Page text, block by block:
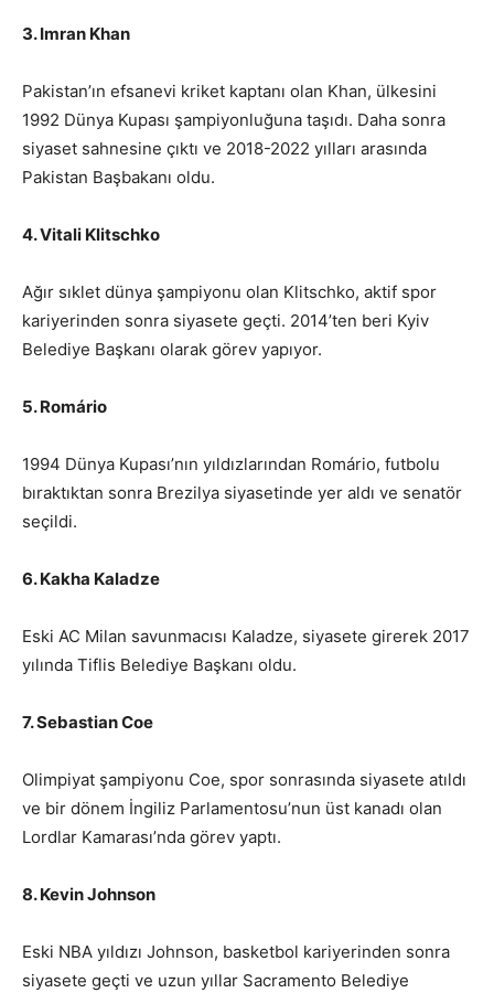
3. Imran Khan
Pakistan’ın efsanevi kriket kaptanı olan Khan, ülkesini
1992 Dünya Kupası şampiyonluğuna taşıdı. Daha sonra
siyaset sahnesine çıktı ve 2018-2022 yılları arasında
Pakistan Başbakanı oldu.
4. Vitali Klitschko
Ağır sıklet dünya şampiyonu olan Klitschko, aktif spor
kariyerinden sonra siyasete geçti. 2014’ten beri Kyiv
Belediye Başkanı olarak görev yapıyor.
5. Romário
1994 Dünya Kupası’nın yıldızlarından Romário, futbolu
bıraktıktan sonra Brezilya siyasetinde yer aldı ve senatör
seçildi.
6. Kakha Kaladze
Eski AC Milan savunmacısı Kaladze, siyasete girerek 2017
yılında Tiflis Belediye Başkanı oldu.
7. Sebastian Coe
Olimpiyat şampiyonu Coe, spor sonrasında siyasete atıldı
ve bir dönem İngiliz Parlamentosu’nun üst kanadı olan
Lordlar Kamarası’nda görev yaptı.
8. Kevin Johnson
Eski NBA yıldızı Johnson, basketbol kariyerinden sonra
siyasete geçti ve uzun yıllar Sacramento Belediye